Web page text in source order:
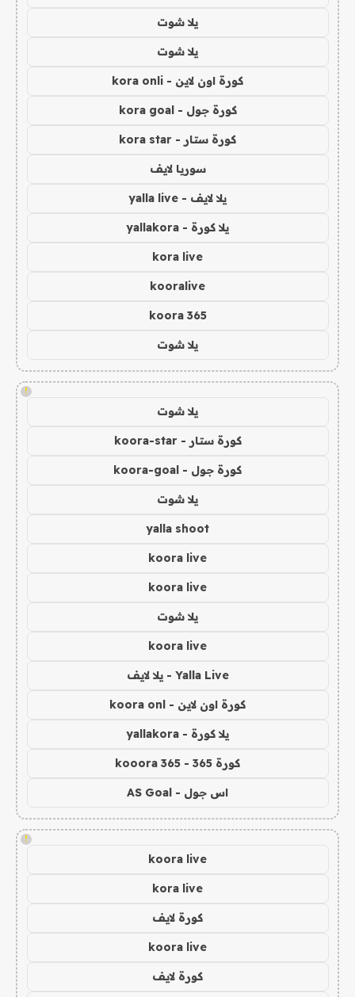
يلا شوت
يلا شوت
كورة اون لاين - kora onli
كورة جول - kora goal
كورة ستار - kora star
سوريا لايف
يلا لايف - yalla live
يلا كورة - yallakora
kora live
kooralive
koora 365
يلا شوت
!
يلا شوت
كورة ستار - koora-star
كورة جول - koora-goal
يلا شوت
yalla shoot
koora live
koora live
يلا شوت
koora live
Yalla Live - يلا لايف
كورة اون لاين - koora onl
يلا كورة - yallakora
كورة 365 - kooora 365
اس جول - AS Goal
!
koora live
kora live
كورة لايف
koora live
كورة لايف